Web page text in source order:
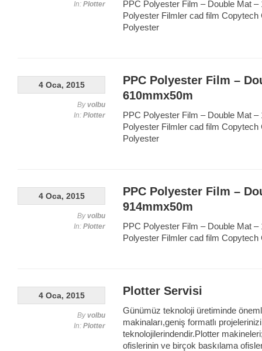
PPC Polyester Film – Double Mat
Polyester Filmler cad film
Polyester
In: Plotter
PPC Polyester Film –
610mmx50m
PPC Polyester Film – Double Mat
Polyester Filmler cad film
Polyester
4 Oca, 2015
Byvolbu
In: Plotter
PPC Polyester Film –
914mmx50m
PPC Polyester Film – Double Mat
Polyester Filmler cad film
4 Oca, 2015
Byvolbu
In: Plotter
Plotter Servisi
Günümüz teknoloji üretiminde
makinaları,geniş formatlı
teknolojilerindendir.Plotter
ofislerinin ve birçok baskılama
4 Oca, 2015
Byvolbu
In: Plotter